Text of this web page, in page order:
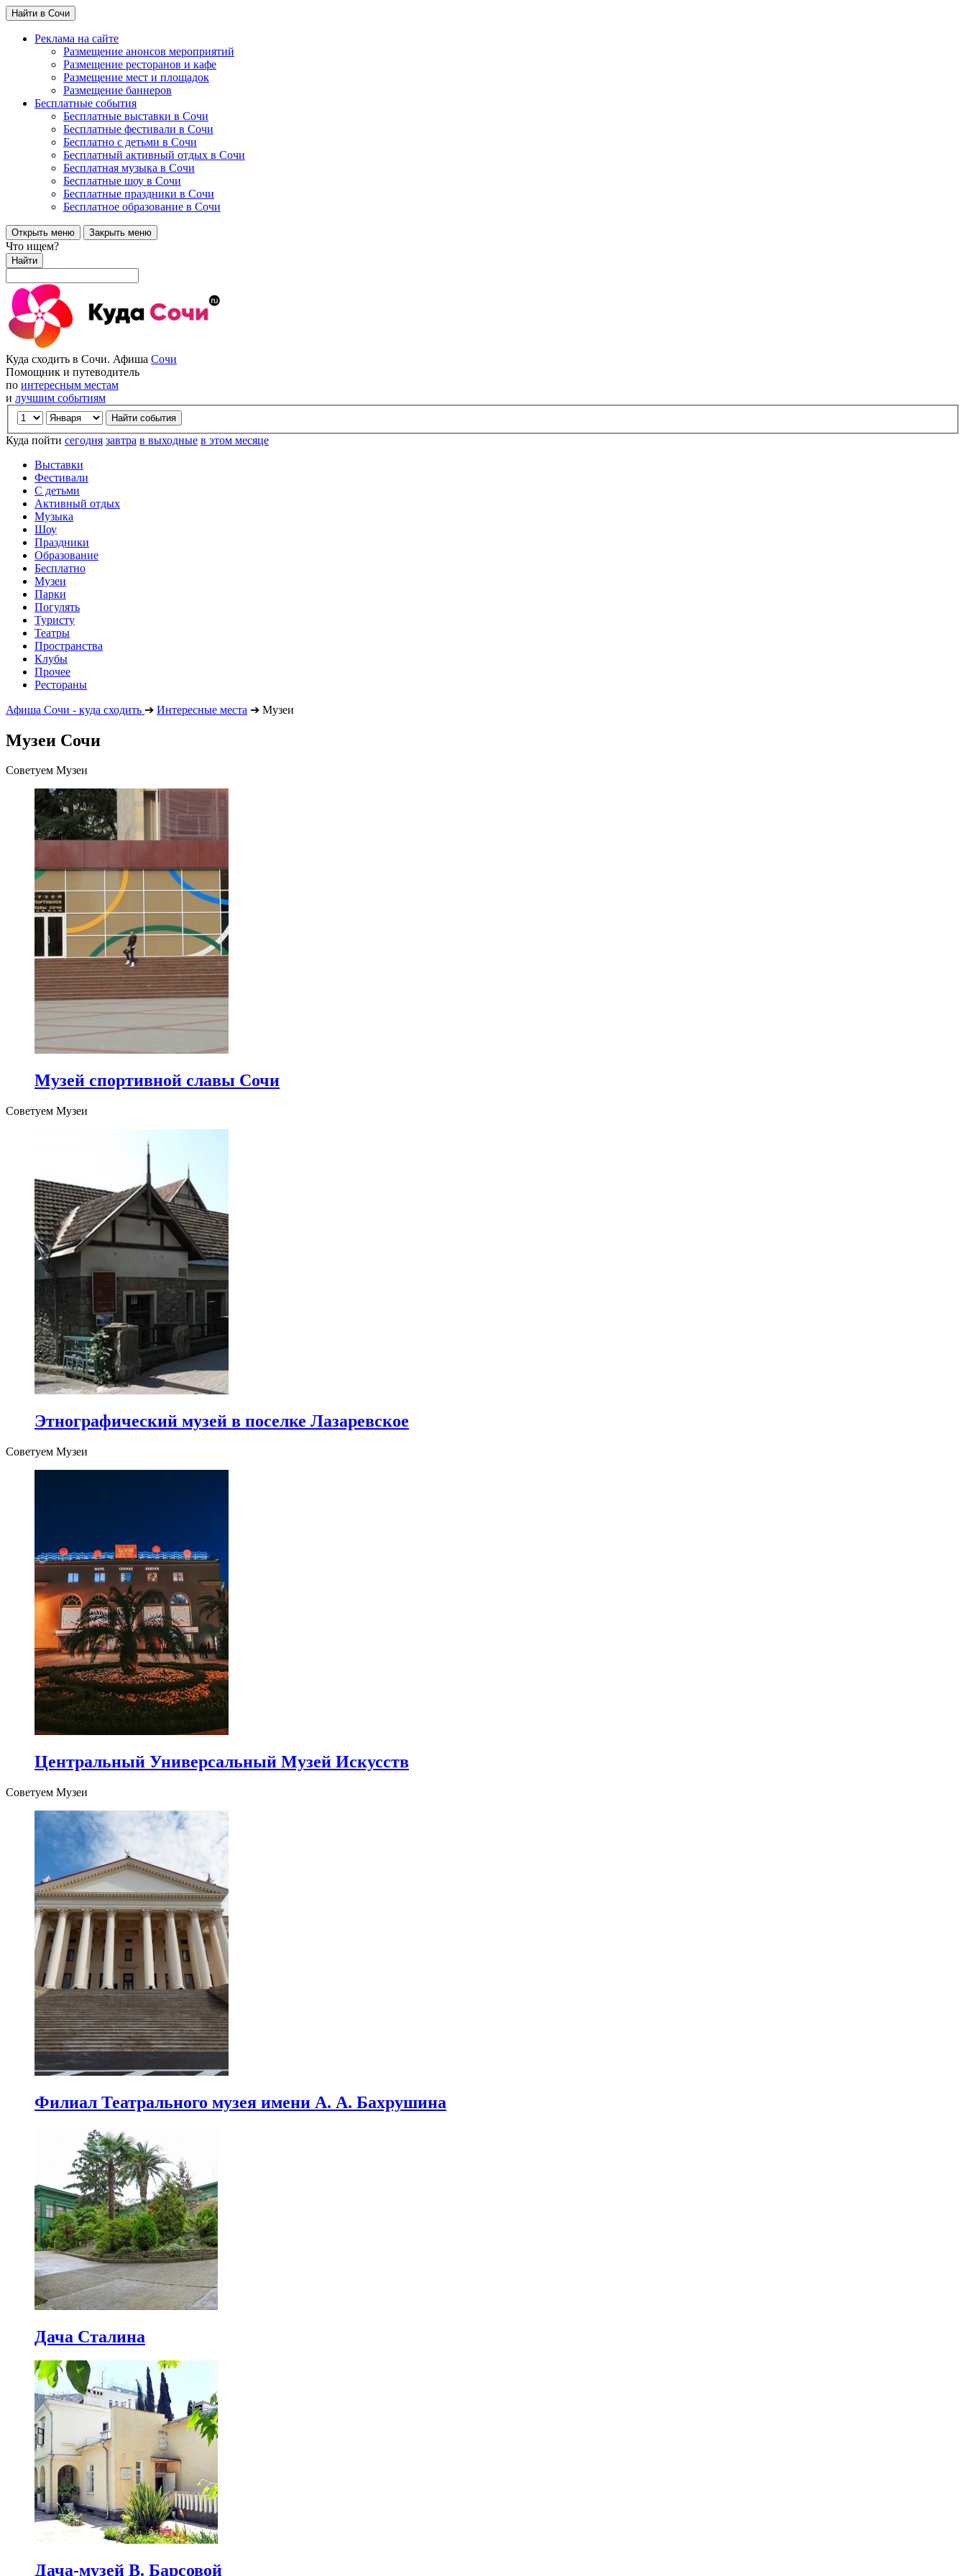
Найти в Сочи
Реклама на сайте
Размещение анонсов мероприятий
Размещение ресторанов и кафе
Размещение мест и площадок
Размещение баннеров
Бесплатные события
Бесплатные выставки в Сочи
Бесплатные фестивали в Сочи
Бесплатно с детьми в Сочи
Бесплатный активный отдых в Сочи
Бесплатная музыка в Сочи
Бесплатные шоу в Сочи
Бесплатные праздники в Сочи
Бесплатное образование в Сочи
Открыть меню Закрыть меню
Что ищем?
Найти
Куда сходить в Сочи. Афиша Сочи
Помощник и путеводитель
по интересным местам
и лучшим событиям
Куда пойти сегодня завтра в выходные в этом месяце
Выставки
Фестивали
С детьми
Активный отдых
Музыка
Шоу
Праздники
Образование
Бесплатно
Музеи
Парки
Погулять
Туристу
Театры
Пространства
Клубы
Прочее
Рестораны
Афиша Сочи - куда сходить ➔ Интересные места ➔ Музеи
Музеи Сочи
Советуем Музеи
Музей спортивной славы Сочи
Советуем Музеи
Этнографический музей в поселке Лазаревское
Советуем Музеи
Центральный Универсальный Музей Искусств
Советуем Музеи
Филиал Театрального музея имени А. А. Бахрушина
Дача Сталина
Дача-музей В. Барсовой